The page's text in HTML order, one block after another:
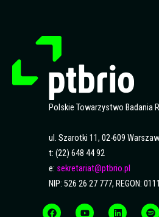
Polskie Towarzystwo Badania
ul. Szarotki 11, 02-609
t: (22) 648 44 92
e: sekretariat@ptbrio.pl
NIP: 526 26 27 777, REGON:
a
c
o
u
i
n
p
o